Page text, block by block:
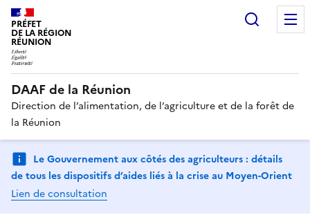
PRÉFET
DE LA RÉGION
RÉUNION
DAAF de la Réunion
Direction de l’alimentation, de l’agriculture et de la forêt de
la Réunion
Le Gouvernement aux côtés des agriculteurs : détails
de tous les dispositifs d’aides liés à la crise au Moyen-Orient
Lien de consultation